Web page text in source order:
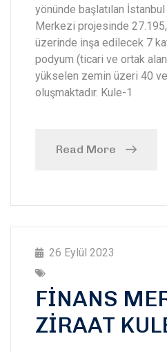
yönünde başlatılan
Merkezi projesinde
üzerinde inşa edilecek 7
podyum (ticari ve ortak
yükselen zemin üzeri 40
oluşmaktadır. Kule-1
Read More
26 Eylül 2023
FİNANS
ZİRAAT